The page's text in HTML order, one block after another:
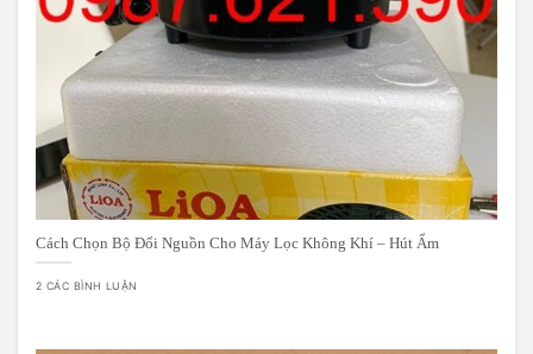
Cách Chọn Bộ Đổi Nguồn Cho Máy Lọc Không Khí – Hút Ẩm
2 CÁC BÌNH LUẬN